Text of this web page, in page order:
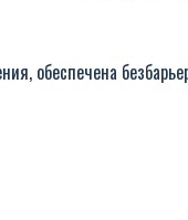
обеспечена